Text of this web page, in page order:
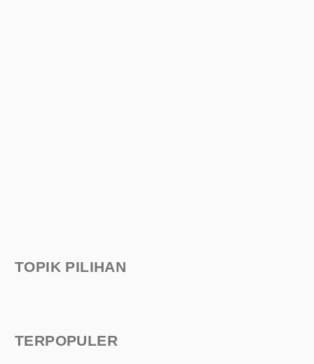
TOPIK PILIHAN
TERPOPULER